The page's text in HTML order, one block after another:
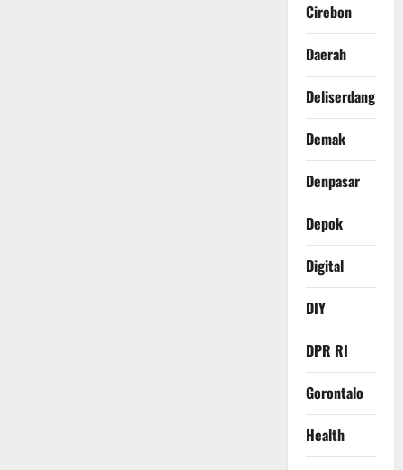
Cirebon
Daerah
Deliserdang
Demak
Denpasar
Depok
Digital
DIY
DPR RI
Gorontalo
Health